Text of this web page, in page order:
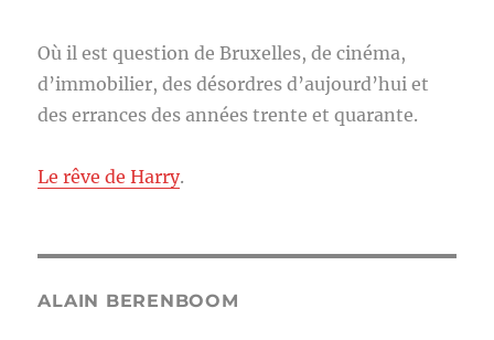
Où il est question de Bruxelles, de cinéma,
d’immobilier, des désordres d’aujourd’hui et
des errances des années trente et quarante.
Le rêve de Harry.
ALAIN BERENBOOM